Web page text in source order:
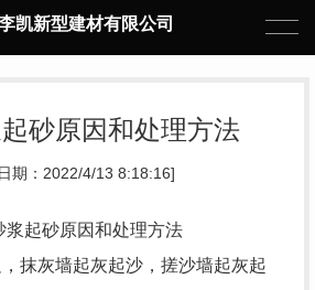
凯新型建材有限公司
砂原因和处理方法
期：2022/4/13 8:18:16]
浆起砂原因和处理方法
抹灰墙起灰起沙，搓沙墙起灰起